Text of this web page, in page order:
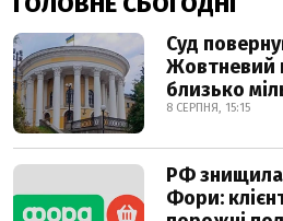
Суд
Жовтневий
близько
8 СЕРПНЯ, 15:15
РФ знищила
Фори: